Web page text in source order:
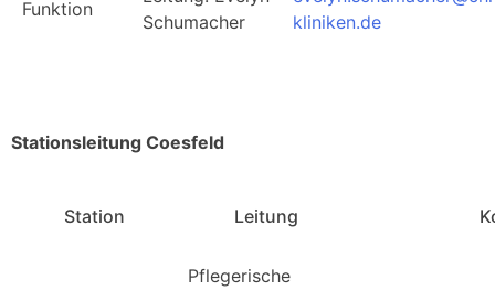
Funktion
Schumacher
kliniken.de
Stationsleitung Coesfeld
Station Leitung
Pflegerische